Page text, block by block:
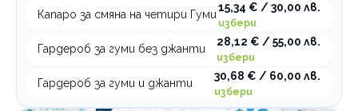
Капаро за смяна на четири Гуми
15,34 € / 30,00 лв.
избери
Гардероб за гуми без джанти
28,12 € / 55,00 лв.
избери
Гардероб за гуми и джанти
30,68 € / 60,00 лв.
избери